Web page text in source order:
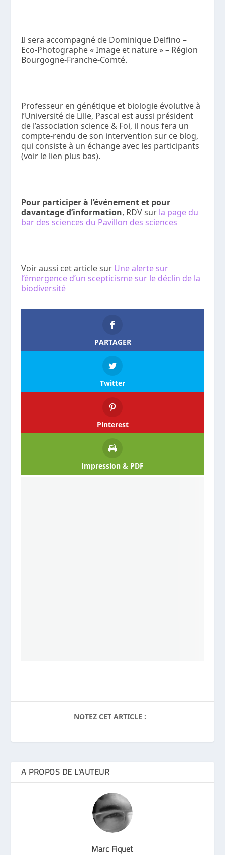
Il sera accompagné de Dominique Delfino –
Eco-Photographe « Image et nature » – Région
Bourgogne-Franche-Comté.
Professeur en génétique et biologie évolutive à
l’Université de Lille, Pascal est aussi président
de l’association science & Foi, il nous fera un
compte-rendu de son intervention sur ce blog,
qui consiste à un échange avec les participants
(voir le lien plus bas).
Pour participer à l’événement et pour
davantage d’information, RDV sur la page du
bar des sciences du Pavillon des sciences
Voir aussi cet article sur Une alerte sur
l’émergence d’un scepticisme sur le déclin de la
biodiversité
PARTAGER
Twitter
Pinterest
Impression & PDF
NOTEZ CET ARTICLE :
A PROPOS DE L'AUTEUR
Marc Fiquet